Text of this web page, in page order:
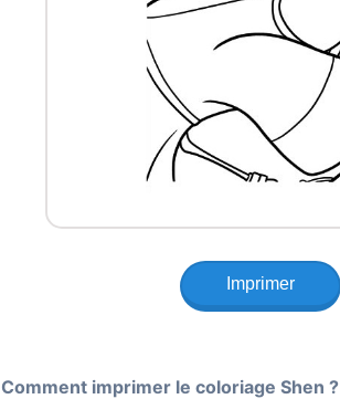
Imprimer
Comment imprimer le coloriage Shen ?